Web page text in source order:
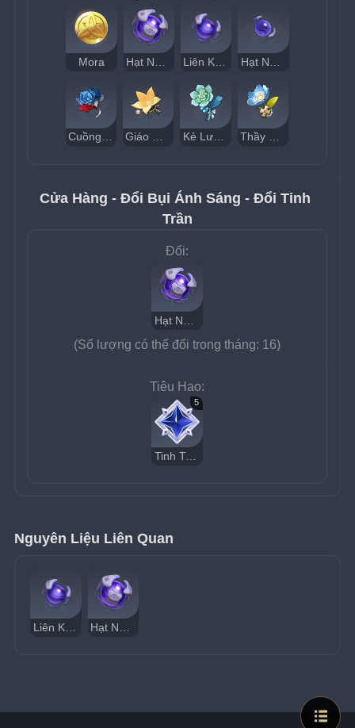
Mora
Cuồng Chiến Giáo Quan Kẻ Lưu Đày Thầy Thuốc
Cửa Hàng - Đổi Bụi Ánh Sáng - Đổi Tinh
Trần
Đổi:
(Số lượng có thể đổi trong tháng: 16)
Tiêu Hao:
5
Tinh Trần Vô Chủ
Nguyên Liệu Liên Quan
Liên Kết Dị Giới